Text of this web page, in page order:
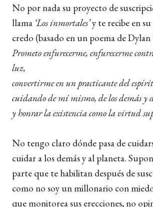
No por nada su proyecto de
llama ‘Los inmortales’y te recibe en
credo (basado en un poema de Dylan
Prometo enfurecerme, enfurecerme
luz,
convertirme en un practicante del
cuidando de mí mismo, de los demás y
y honrar la existencia como la virtud
No tengo claro dónde pasa de
cuidar a los demás y al planeta.
parte que te habilitan después de
como no soy un millonario con
que monitorea sus erecciones, no